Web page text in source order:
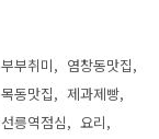
부부취미
염창동맛집
목동맛집
제과제빵
선릉역점심
요리